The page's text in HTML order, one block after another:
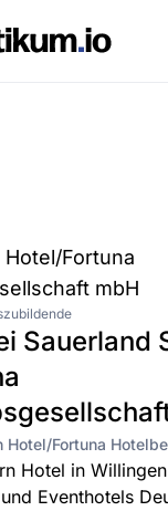
Fortuna
mbH
Sauerland
Hotel/Fortuna
Hotel in
Eventhotels